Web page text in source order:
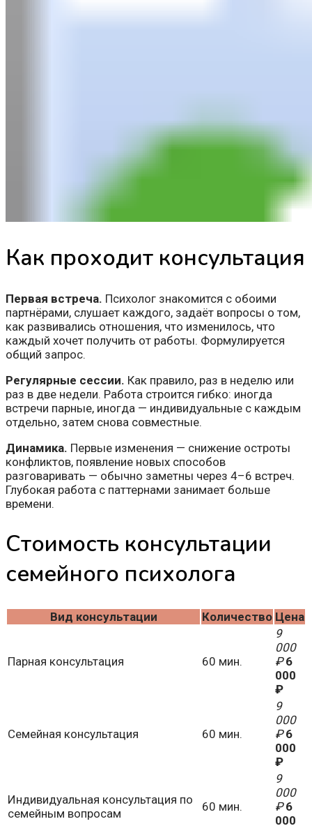
Как проходит консультация
Первая встреча. Психолог знакомится с обоими
партнёрами, слушает каждого, задаёт вопросы о том,
как развивались отношения, что изменилось, что
каждый хочет получить от работы. Формулируется
общий запрос.
Регулярные сессии. Как правило, раз в неделю или
раз в две недели. Работа строится гибко: иногда
встречи парные, иногда — индивидуальные с каждым
отдельно, затем снова совместные.
Динамика. Первые изменения — снижение остроты
конфликтов, появление новых способов
разговаривать — обычно заметны через 4–6 встреч.
Глубокая работа с паттернами занимает больше
времени.
Стоимость консультации
семейного психолога
Вид консультации Количество Цена
Парная консультация 60 мин.
9
000
₽ 6
000
₽
Семейная консультация 60 мин.
9
000
₽ 6
000
₽
Индивидуальная консультация по
семейным вопросам
60 мин.
9
000
₽ 6
000